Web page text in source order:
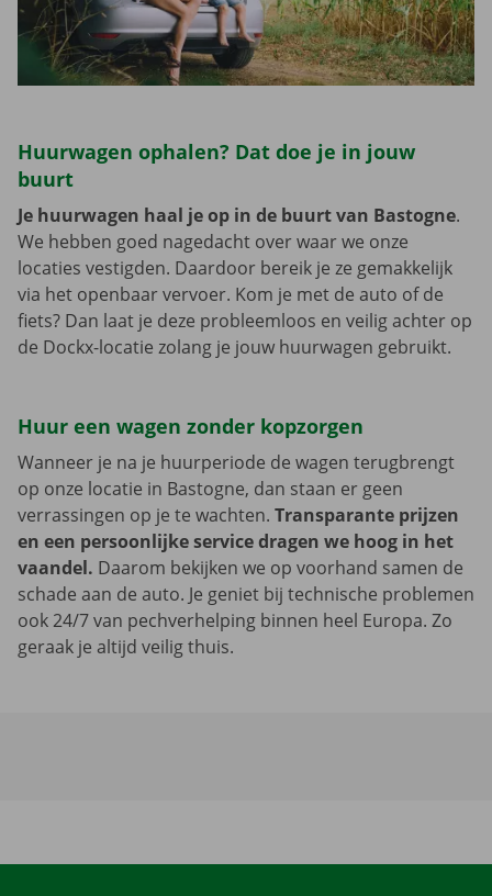
Huurwagen ophalen? Dat doe je in jouw
buurt
Je huurwagen haal je op in de buurt van Bastogne.
We hebben goed nagedacht over waar we onze
locaties vestigden. Daardoor bereik je ze gemakkelijk
via het openbaar vervoer. Kom je met de auto of de
fiets? Dan laat je deze probleemloos en veilig achter op
de Dockx-locatie zolang je jouw huurwagen gebruikt.
Huur een wagen zonder kopzorgen
Wanneer je na je huurperiode de wagen terugbrengt
op onze locatie in Bastogne, dan staan er geen
verrassingen op je te wachten. Transparante prijzen
en een persoonlijke service dragen we hoog in het
vaandel. Daarom bekijken we op voorhand samen de
schade aan de auto. Je geniet bij technische problemen
ook 24/7 van pechverhelping binnen heel Europa. Zo
geraak je altijd veilig thuis.